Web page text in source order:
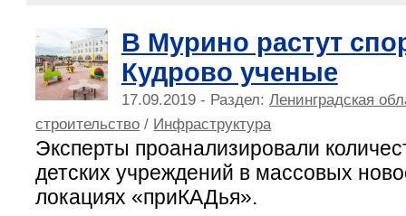
В Мурино растут
Кудрово ученые
17.09.2019 - Раздел: Ленинградская
строительство / Инфраструктура
Эксперты проанализировали
детских учреждений в массовых
локациях «приКАДья».